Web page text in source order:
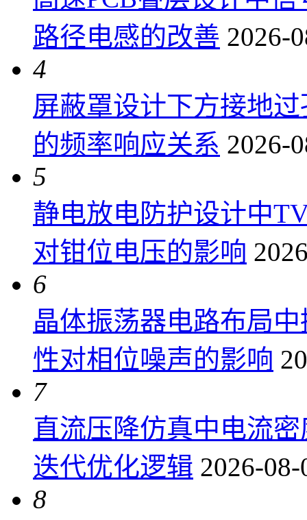
路径电感的改善 2026-
4
屏蔽罩设计下方接地
的频率响应关系 2026-
5
静电放电防护设计中
对钳位电压的影响
6
晶体振荡器电路布局
性对相位噪声的影响
7
直流压降仿真中电流
迭代优化逻辑 2026-
8